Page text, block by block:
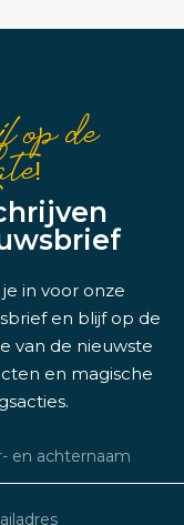
de
je in voor onze
en blijf op de
van de nieuwste
en magische